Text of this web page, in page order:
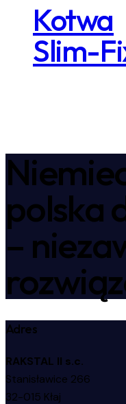
Kotwa
Slim-
polska
–
Adres
RAKSTAL II s.c.
Stanisławice 266
32-015 Kłaj